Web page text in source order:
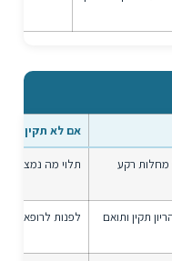
אם לא תקין
מחלות רקע תלוי מה נמצא
תקין ותואם לפנות לרופא